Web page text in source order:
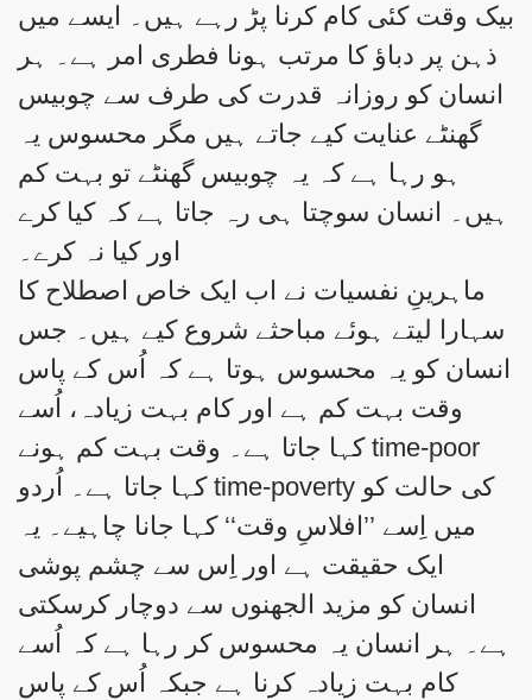
بیک وقت کئی کام کرنا پڑ رہے ہیں۔ ایسے میں
ذہن پر دباؤ کا مرتب ہونا فطری امر ہے۔ ہر
انسان کو روزانہ قدرت کی طرف سے چوبیس
گھنٹے عنایت کیے جاتے ہیں مگر محسوس یہ
ہو رہا ہے کہ یہ چوبیس گھنٹے تو بہت کم
ہیں۔ انسان سوچتا ہی رہ جاتا ہے کہ کیا کرے
اور کیا نہ کرے۔
ماہرینِ نفسیات نے اب ایک خاص اصطلاح کا
سہارا لیتے ہوئے مباحثے شروع کیے ہیں۔ جس
انسان کو یہ محسوس ہوتا ہے کہ اُس کے پاس
وقت بہت کم ہے اور کام بہت زیادہ، اُسے
time-poor کہا جاتا ہے۔ وقت بہت کم ہونے
کی حالت کو time-poverty کہا جاتا ہے۔ اُردو
میں اِسے ’’افلاسِ وقت‘‘ کہا جانا چاہیے۔ یہ
ایک حقیقت ہے اور اِس سے چشم پوشی
انسان کو مزید الجھنوں سے دوچار کرسکتی
ہے۔ ہر انسان یہ محسوس کر رہا ہے کہ اُسے
کام بہت زیادہ کرنا ہے جبکہ اُس کے پاس